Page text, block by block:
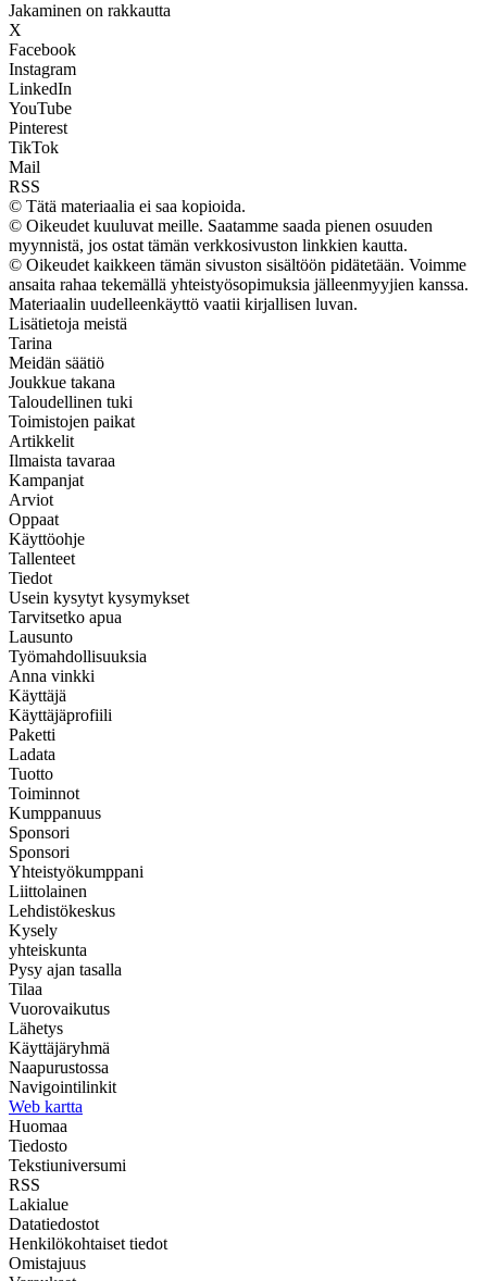
Jakaminen on rakkautta
X
Facebook
Instagram
LinkedIn
YouTube
Pinterest
TikTok
Mail
RSS
© Tätä materiaalia ei saa kopioida.
© Oikeudet kuuluvat meille. Saatamme saada pienen osuuden
myynnistä, jos ostat tämän verkkosivuston linkkien kautta.
© Oikeudet kaikkeen tämän sivuston sisältöön pidätetään. Voimme
ansaita rahaa tekemällä yhteistyösopimuksia jälleenmyyjien kanssa.
Materiaalin uudelleenkäyttö vaatii kirjallisen luvan.
Lisätietoja meistä
Tarina
Meidän säätiö
Joukkue takana
Taloudellinen tuki
Toimistojen paikat
Artikkelit
Ilmaista tavaraa
Kampanjat
Arviot
Oppaat
Käyttöohje
Tallenteet
Tiedot
Usein kysytyt kysymykset
Tarvitsetko apua
Lausunto
Työmahdollisuuksia
Anna vinkki
Käyttäjä
Käyttäjäprofiili
Paketti
Ladata
Tuotto
Toiminnot
Kumppanuus
Sponsori
Sponsori
Yhteistyökumppani
Liittolainen
Lehdistökeskus
Kysely
yhteiskunta
Pysy ajan tasalla
Tilaa
Vuorovaikutus
Lähetys
Käyttäjäryhmä
Naapurustossa
Navigointilinkit
Web kartta
Huomaa
Tiedosto
Tekstiuniversumi
RSS
Lakialue
Datatiedostot
Henkilökohtaiset tiedot
Omistajuus